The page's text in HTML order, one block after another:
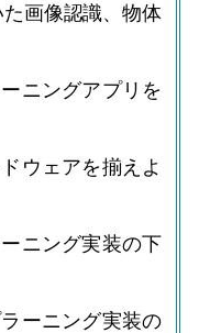
画像認識、物体
ニングアプリを
ウェアを揃えよ
ニング実装の下
ーニング実装の